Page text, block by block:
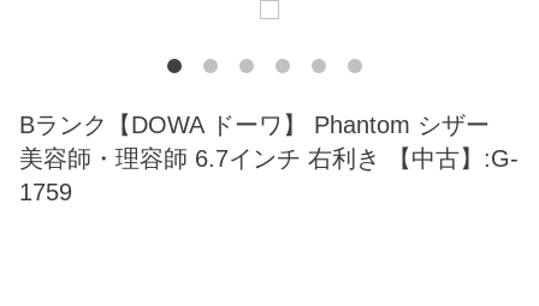
Bランク【DOWA ドーワ】 Phantom シザー
美容師・理容師 6.7インチ 右利き 【中古】:G-
1759